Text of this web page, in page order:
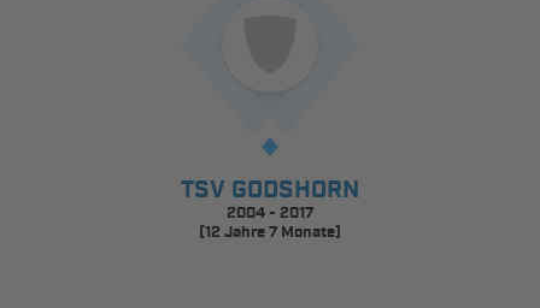
TSV GODSHORN
2004 - 2017
(12 Jahre 7 Monate)